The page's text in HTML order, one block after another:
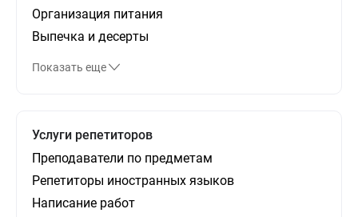
Организация питания
Выпечка и десерты
Показать еще
Услуги репетиторов
Преподаватели по предметам
Репетиторы иностранных языков
Написание работ